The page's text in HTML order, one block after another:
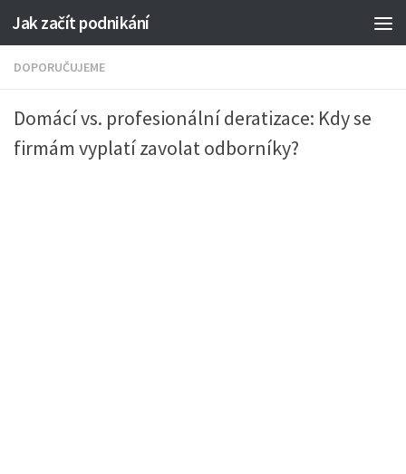
Jak začít podnikání
DOPORUČUJEME
Domácí vs. profesionální deratizace: Kdy se
firmám vyplatí zavolat odborníky?